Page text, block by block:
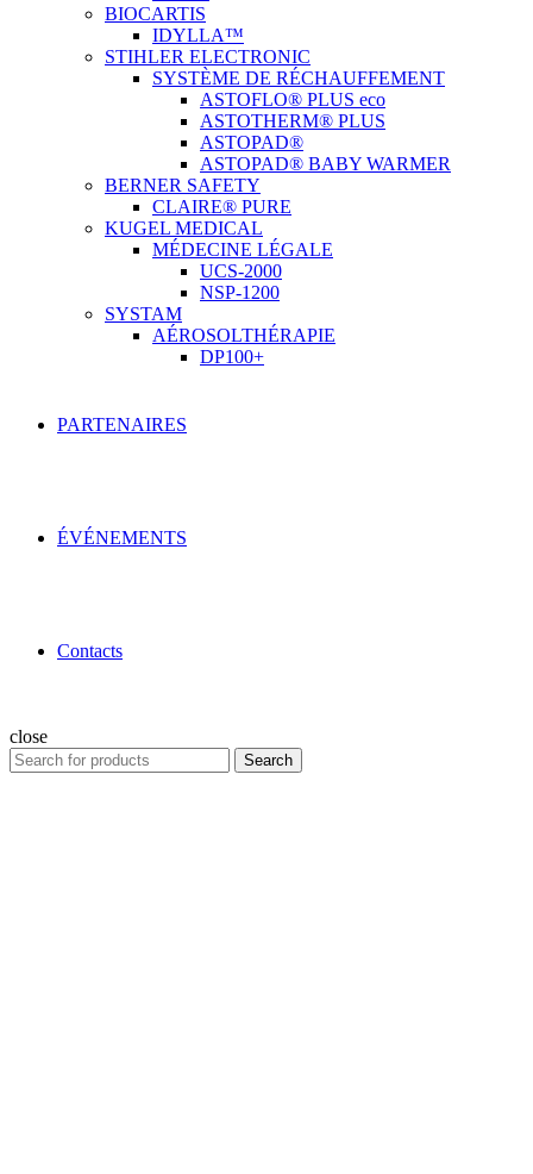
BIOCARTIS
IDYLLA™
STIHLER ELECTRONIC
SYSTÈME DE RÉCHAUFFEMENT
ASTOFLO® PLUS eco
ASTOTHERM® PLUS
ASTOPAD®
ASTOPAD® BABY WARMER
BERNER SAFETY
CLAIRE® PURE
KUGEL MEDICAL
MÉDECINE LÉGALE
UCS-2000
NSP-1200
SYSTAM
AÉROSOLTHÉRAPIE
DP100+
PARTENAIRES
ÉVÉNEMENTS
Contacts
close
Search
for:
Search